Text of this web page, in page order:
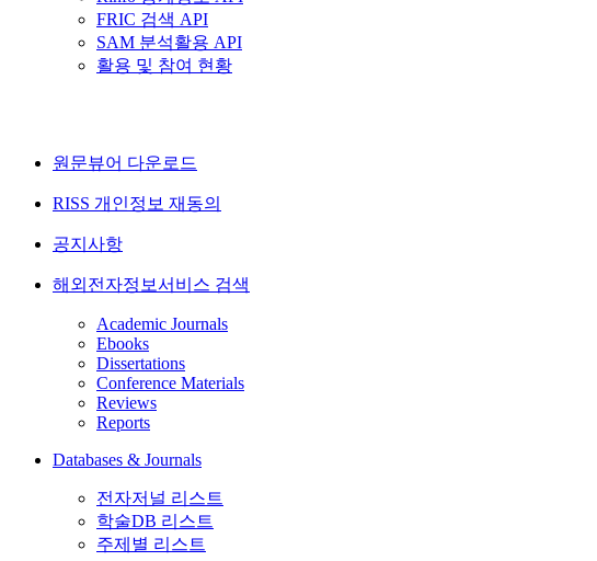
FRIC 검색 API
SAM 분석활용 API
활용 및 참여 현황
원문뷰어 다운로드
RISS 개인정보 재동의
공지사항
해외전자정보서비스 검색
Academic Journals
Ebooks
Dissertations
Conference Materials
Reviews
Reports
Databases & Journals
전자저널 리스트
학술DB 리스트
주제별 리스트